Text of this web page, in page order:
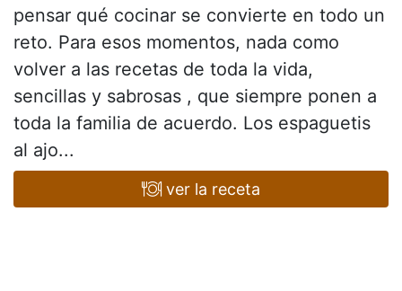
pensar qué cocinar se convierte en todo un
reto. Para esos momentos, nada como
volver a las recetas de toda la vida,
sencillas y sabrosas , que siempre ponen a
toda la familia de acuerdo. Los espaguetis
al ajo...
ver la receta